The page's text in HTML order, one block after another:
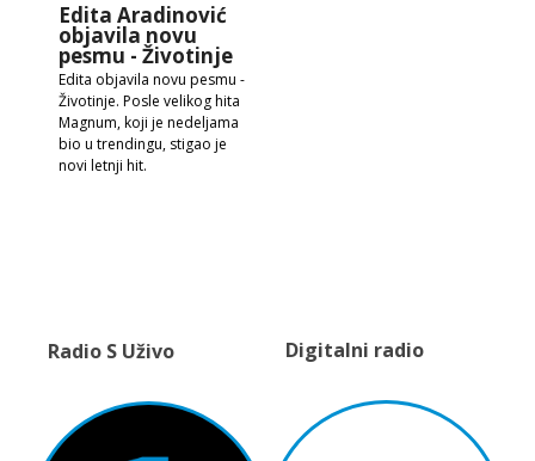
Edita Aradinović
objavila novu
pesmu - Životinje
Edita objavila novu pesmu -
Životinje. Posle velikog hita
Magnum, koji je nedeljama
bio u trendingu, stigao je
novi letnji hit.
Radio S Uživo Digitalni radio